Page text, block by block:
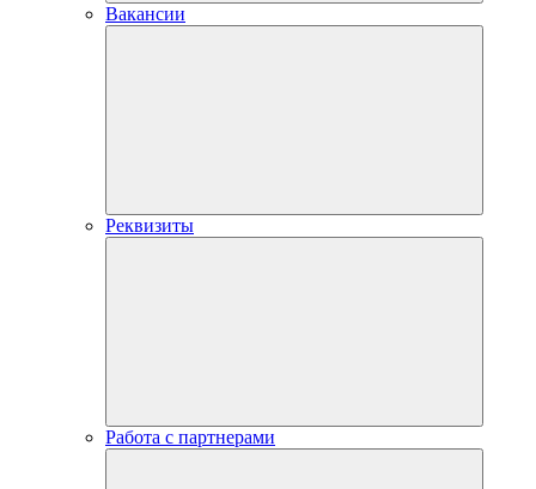
Вакансии
Реквизиты
Работа с партнерами